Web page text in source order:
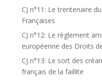
CJ n°11: Le trentenaire
Françaises
CJ n°12: Le règlement
européenne des Droits
CJ n°13: Le sort des
français de la faillite